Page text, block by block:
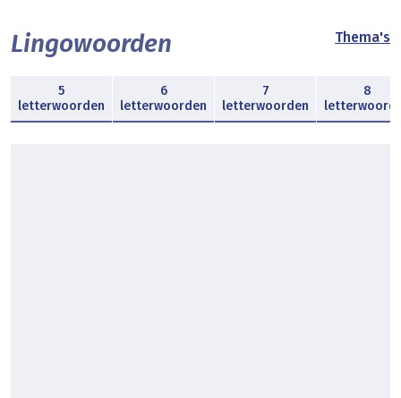
Lingowoorden Thema's
5
letterwoorden
6
letterwoorden
7
letterwoorden
8